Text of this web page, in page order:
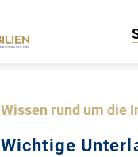
Wissen rund um die
Wichtige